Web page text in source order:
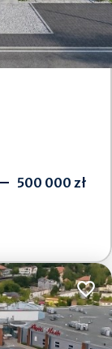
500 000 zł